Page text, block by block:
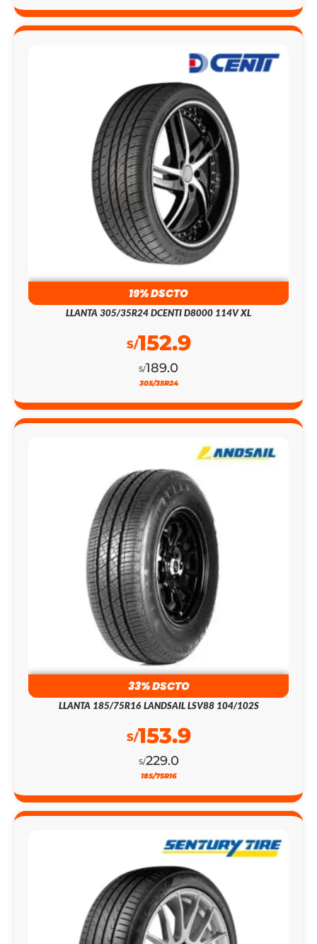
19% DSCTO
LLANTA 305/35R24 DCENTI D8000 114V XL
S/189.0
S/152.9
305/35R24
33% DSCTO
LLANTA 185/75R16 LANDSAIL LSV88 104/102S
S/229.0
S/153.9
185/75R16